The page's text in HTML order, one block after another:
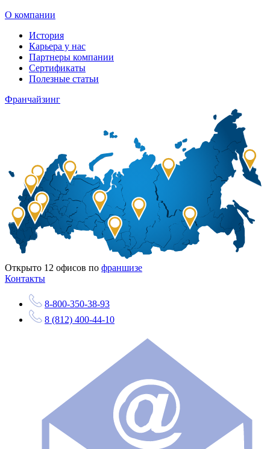
О компании
История
Карьера у нас
Партнеры компании
Сертификаты
Полезные статьи
Франчайзинг
Открыто 12 офисов по франшизе
Контакты
8-800-350-38-93
8 (812) 400-44-10